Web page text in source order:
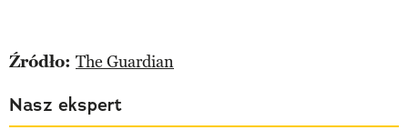
Źródło: The Guardian
Nasz ekspert